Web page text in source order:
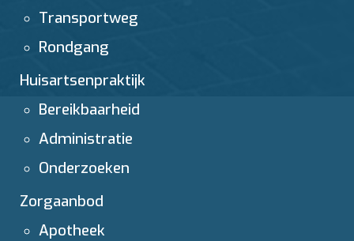
Transportweg
Rondgang
Huisartsenpraktijk
Bereikbaarheid
Administratie
Onderzoeken
Zorgaanbod
Apotheek